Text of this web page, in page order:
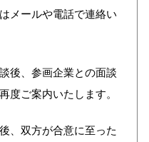
メールや電話で連絡い
後、参画企業との面談
度ご案内いたします。
、双方が合意に至った